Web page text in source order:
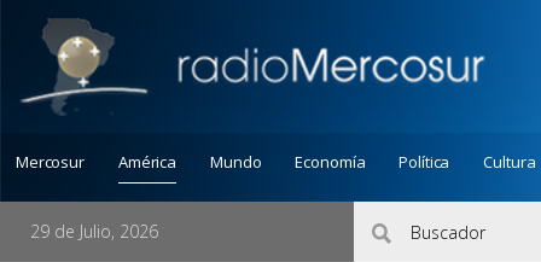
Mercosur América Mundo Economía Política Cultura
29 de Julio, 2026